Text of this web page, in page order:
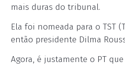
mais duras do tribunal.
Ela foi nomeada para o TST
então presidente Dilma
Agora, é justamente o PT